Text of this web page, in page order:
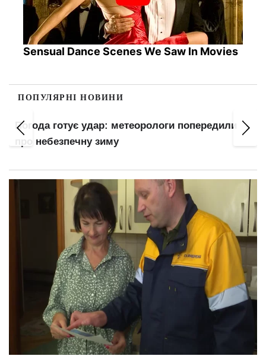
Sensual Dance Scenes We Saw In Movies
ПОПУЛЯРНІ НОВИНИ
Погода готує удар: метеорологи попередили
про небезпечну зиму